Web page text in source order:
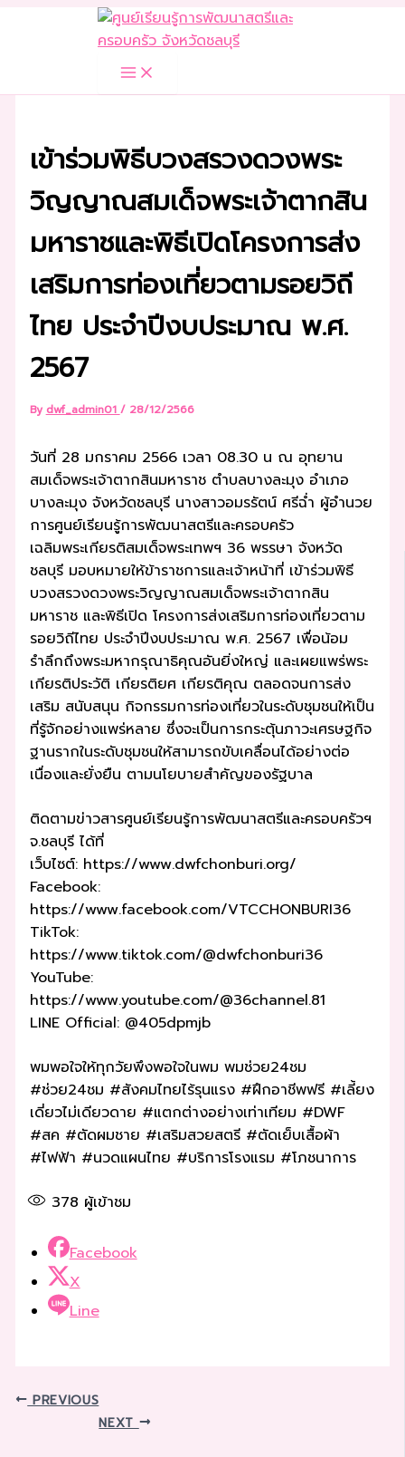
เข้าร่วมพิธีบวงสรวงดวงพระ
วิญญาณสมเด็จพระเจ้าตากสิน
มหาราชและพิธีเปิดโครงการส่ง
เสริมการท่องเที่ยวตามรอยวิถี
ไทย ประจำปีงบประมาณ พ.ศ.
2567
By dwf_admin01 / 28/12/2566
วันที่ 28 มกราคม 2566 เวลา 08.30 น ณ อุทยาน
สมเด็จพระเจ้าตากสินมหาราช ตำบลบางละมุง อำเภอ
บางละมุง จังหวัดชลบุรี นางสาวอมรรัตน์ ศรีฉ่ำ ผู้อำนวย
การศูนย์เรียนรู้การพัฒนาสตรีและครอบครัว
เฉลิมพระเกียรติสมเด็จพระเทพฯ 36 พรรษา จังหวัด
ชลบุรี มอบหมายให้ข้าราชการและเจ้าหน้าที่ เข้าร่วมพิธี
บวงสรวงดวงพระวิญญาณสมเด็จพระเจ้าตากสิน
มหาราช และพิธีเปิด โครงการส่งเสริมการท่องเที่ยวตาม
รอยวิถีไทย ประจำปีงบประมาณ พ.ศ. 2567 เพื่อน้อม
รำลึกถึงพระมหากรุณาธิคุณอันยิ่งใหญ่ และเผยแพร่พระ
เกียรติประวัติ เกียรติยศ เกียรติคุณ ตลอดจนการส่ง
เสริม สนับสนุน กิจกรรมการท่องเที่ยวในระดับชุมชนให้เป็น
ที่รู้จักอย่างแพร่หลาย ซึ่งจะเป็นการกระตุ้นภาวะเศรษฐกิจ
ฐานรากในระดับชุมชนให้สามารถขับเคลื่อนได้อย่างต่อ
เนื่องและยั่งยืน ตามนโยบายสำคัญของรัฐบาล
ติดตามข่าวสารศูนย์เรียนรู้การพัฒนาสตรีและครอบครัวฯ
จ.ชลบุรี ได้ที่
เว็บไซต์: https://www.dwfchonburi.org/
Facebook:
https://www.facebook.com/VTCCHONBURI36
TikTok:
https://www.tiktok.com/@dwfchonburi36
YouTube:
https://www.youtube.com/@36channel.81
LINE Official: @405dpmjb
พมพอใจให้ทุกวัยพึงพอใจในพม พมช่วย24ชม
#ช่วย24ชม #สังคมไทยไร้รุนแรง #ฝึกอาชีพฟรี #เลี้ยง
เดี่ยวไม่เดียวดาย #แตกต่างอย่างเท่าเทียม #DWF
#สค #ตัดผมชาย #เสริมสวยสตรี #ตัดเย็บเสื้อผ้า
#ไฟฟ้า #นวดแผนไทย #บริการโรงแรม #โภชนาการ
378 ผู้เข้าชม
Facebook
X
Line
PREVIOUS
NEXT